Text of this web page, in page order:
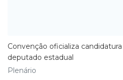
​Convenção oficializa
deputado estadual
Plenário